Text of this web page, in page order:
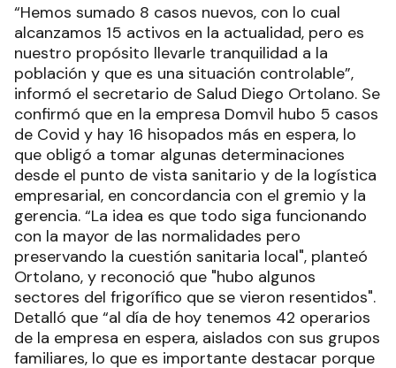
“Hemos sumado 8 casos nuevos, con lo cual
alcanzamos 15 activos en la actualidad, pero es
nuestro propósito llevarle tranquilidad a la
población y que es una situación controlable”,
informó el secretario de Salud Diego Ortolano. Se
confirmó que en la empresa Domvil hubo 5 casos
de Covid y hay 16 hisopados más en espera, lo
que obligó a tomar algunas determinaciones
desde el punto de vista sanitario y de la logística
empresarial, en concordancia con el gremio y la
gerencia. “La idea es que todo siga funcionando
con la mayor de las normalidades pero
preservando la cuestión sanitaria local", planteó
Ortolano, y reconoció que "hubo algunos
sectores del frigorífico que se vieron resentidos".
Detalló que “al día de hoy tenemos 42 operarios
de la empresa en espera, aislados con sus grupos
familiares, lo que es importante destacar porque